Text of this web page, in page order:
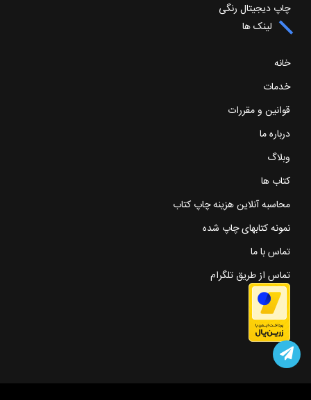
چاپ دیجیتال رنگی
لینک ها
خانه
خدمات
قوانین و مقررات
درباره ما
وبلاگ
کتاب ها
محاسبه آنلاین هزینه چاپ کتاب
نمونه کتابهای چاپ شده
تماس با ما
تماس از طریق تلگرام